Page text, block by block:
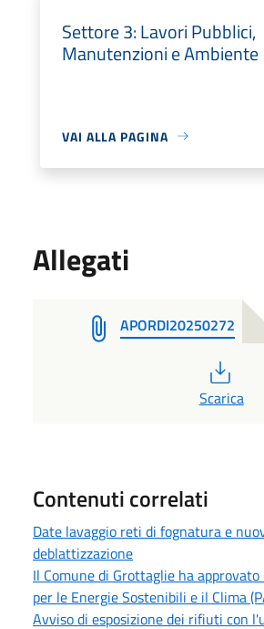
Settore 3: Lavori Pubblici,
Manutenzioni e Ambiente
VAI ALLA PAGINA
Allegati
APORDI20250272
Scarica
Contenuti correlati
Date lavaggio reti di fognatura e
deblattizzazione
Il Comune di Grottaglie ha
per le Energie Sostenibili e il Clima
Avviso di esposizione dei rifiuti con